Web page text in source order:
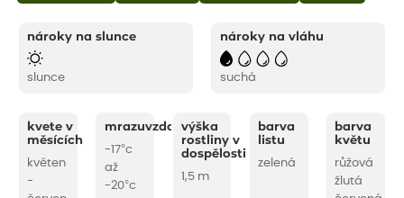
nároky na slunce
slunce
nároky na vláhu
suchá
kvete v
měsících
květen
-
mrazuvzdornost
-17°c
až
-20°c
výška
rostliny v
dospělosti
1,5 m
barva
listu
zelená
barva
květu
růžová
žlutá